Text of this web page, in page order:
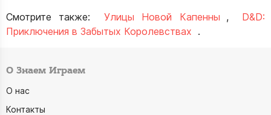
Смотрите также:
Улицы Новой Капенны ,
D&D:
Приключения в Забытых Королевствах .
О Знаем Играем
О нас
Контакты